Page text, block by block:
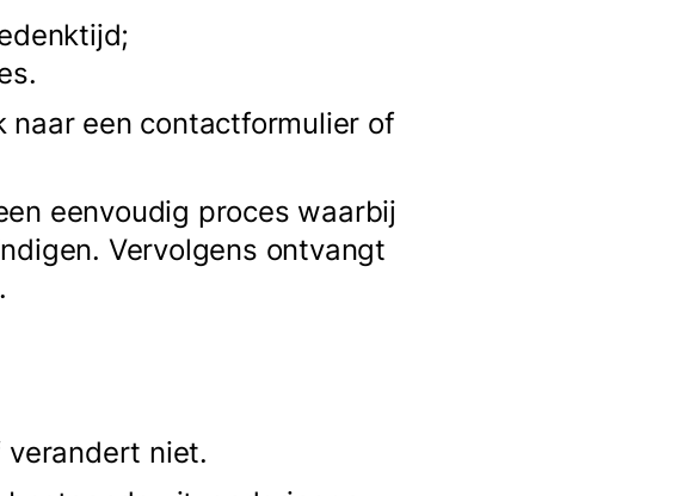
naar een contactformulier of
eenvoudig proces waarbij
Vervolgens ontvangt
niet.